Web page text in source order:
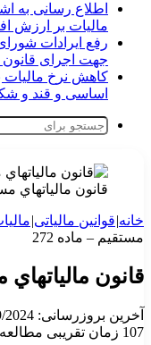
مالیات بر ارزش
رفع ایرادات
جهت اجرای قانون
کاهش نرخ مالیات
اساسی و قند و
قانون مالياتهاي
خانه|قوانین مالیاتی|
مستقيم – ماده 272
قانون مالياتهاي
آخرین بروزرسانی: 26/09/2024
107 زمان تقریبی مطالعه 15 دقیقه